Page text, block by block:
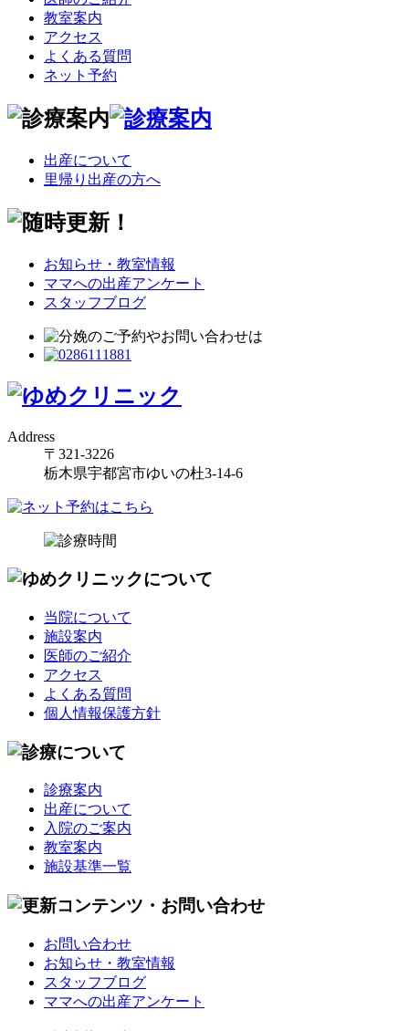
教室案内
アクセス
よくある質問
ネット予約
出産について
里帰り出産の方へ
お知らせ・教室情報
ママへの出産アンケート
スタッフブログ
Address
〒321-3226
栃木県宇都宮市ゆいの杜3-14-6
当院について
施設案内
医師のご紹介
アクセス
よくある質問
個人情報保護方針
診療案内
出産について
入院のご案内
教室案内
施設基準一覧
お問い合わせ
お知らせ・教室情報
スタッフブログ
ママへの出産アンケート